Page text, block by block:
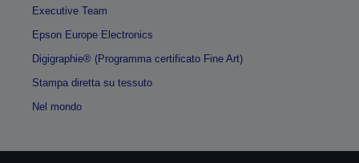
Executive Team
Epson Europe Electronics
Digigraphie® (Programma certificato Fine Art)
Stampa diretta su tessuto
Nel mondo